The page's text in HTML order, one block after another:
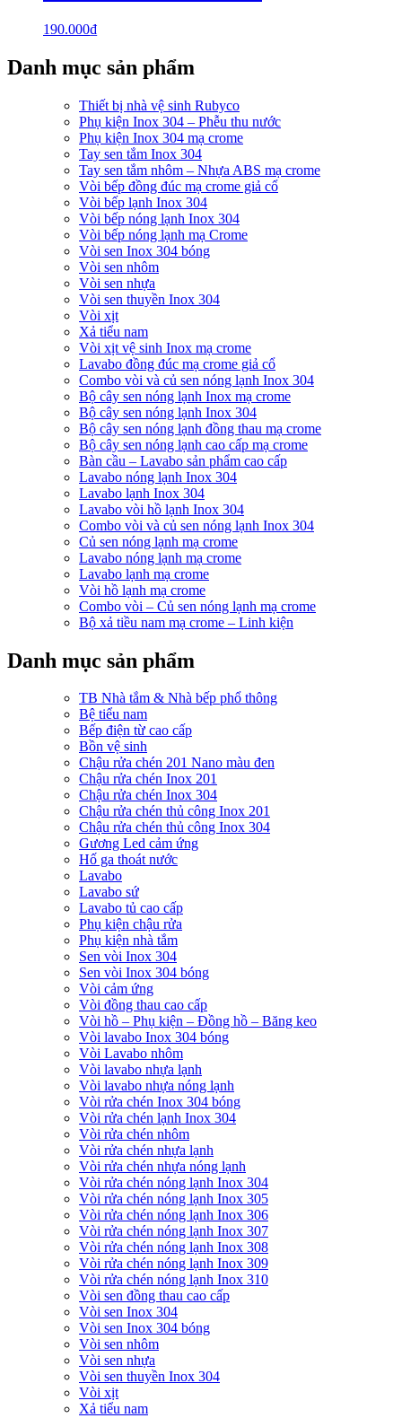
190.000₫
Danh mục sản phẩm
Thiết bị nhà vệ sinh Rubyco
Phụ kiện Inox 304 – Phễu thu nước
Phụ kiện Inox 304 mạ crome
Tay sen tắm Inox 304
Tay sen tắm nhôm – Nhựa ABS mạ crome
Vòi bếp đồng đúc mạ crome giả cổ
Vòi bếp lạnh Inox 304
Vòi bếp nóng lạnh Inox 304
Vòi bếp nóng lạnh mạ Crome
Vòi sen Inox 304 bóng
Vòi sen nhôm
Vòi sen nhựa
Vòi sen thuyền Inox 304
Vòi xịt
Xả tiểu nam
Vòi xịt vệ sinh Inox mạ crome
Lavabo đồng đúc mạ crome giả cổ
Combo vòi và củ sen nóng lạnh Inox 304
Bộ cây sen nóng lạnh Inox mạ crome
Bộ cây sen nóng lạnh Inox 304
Bộ cây sen nóng lạnh đồng thau mạ crome
Bộ cây sen nóng lạnh cao cấp mạ crome
Bàn cầu – Lavabo sản phẩm cao cấp
Lavabo nóng lạnh Inox 304
Lavabo lạnh Inox 304
Lavabo vòi hồ lạnh Inox 304
Combo vòi và củ sen nóng lạnh Inox 304
Củ sen nóng lạnh mạ crome
Lavabo nóng lạnh mạ crome
Lavabo lạnh mạ crome
Vòi hồ lạnh mạ crome
Combo vòi – Củ sen nóng lạnh mạ crome
Bộ xả tiều nam mạ crome – Linh kiện
Danh mục sản phẩm
TB Nhà tắm & Nhà bếp phổ thông
Bệ tiểu nam
Bếp điện từ cao cấp
Bồn vệ sinh
Chậu rửa chén 201 Nano màu đen
Chậu rửa chén Inox 201
Chậu rửa chén Inox 304
Chậu rửa chén thủ công Inox 201
Chậu rửa chén thủ công Inox 304
Gương Led cảm ứng
Hố ga thoát nước
Lavabo
Lavabo sứ
Lavabo tủ cao cấp
Phụ kiện chậu rửa
Phụ kiện nhà tắm
Sen vòi Inox 304
Sen vòi Inox 304 bóng
Vòi cảm ứng
Vòi đồng thau cao cấp
Vòi hồ – Phụ kiện – Đồng hồ – Băng keo
Vòi lavabo Inox 304 bóng
Vòi Lavabo nhôm
Vòi lavabo nhựa lạnh
Vòi lavabo nhựa nóng lạnh
Vòi rửa chén Inox 304 bóng
Vòi rửa chén lạnh Inox 304
Vòi rửa chén nhôm
Vòi rửa chén nhựa lạnh
Vòi rửa chén nhựa nóng lạnh
Vòi rửa chén nóng lạnh Inox 304
Vòi rửa chén nóng lạnh Inox 305
Vòi rửa chén nóng lạnh Inox 306
Vòi rửa chén nóng lạnh Inox 307
Vòi rửa chén nóng lạnh Inox 308
Vòi rửa chén nóng lạnh Inox 309
Vòi rửa chén nóng lạnh Inox 310
Vòi sen đồng thau cao cấp
Vòi sen Inox 304
Vòi sen Inox 304 bóng
Vòi sen nhôm
Vòi sen nhựa
Vòi sen thuyền Inox 304
Vòi xịt
Xả tiểu nam